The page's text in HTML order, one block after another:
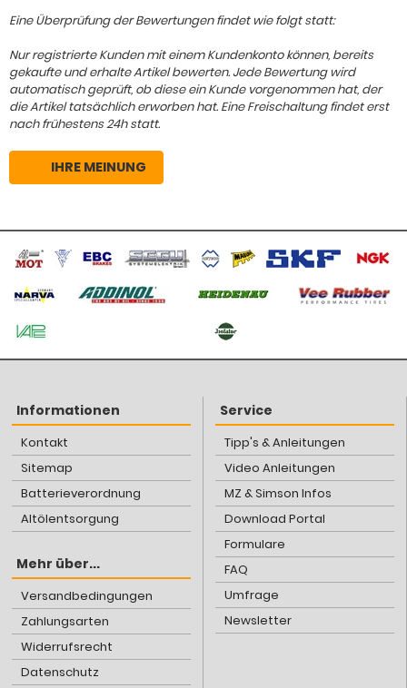
Eine Überprüfung der Bewertungen findet wie folgt statt:
Nur registrierte Kunden mit einem Kundenkonto können, bereits
gekaufte und erhalte Artikel bewerten. Jede Bewertung wird
automatisch geprüft, ob diese ein Kunde vorgenommen hat, der
die Artikel tatsächlich erworben hat. Eine Freischaltung findet erst
nach frühestens 24h statt.
IHRE MEINUNG
Informationen
Kontakt
Sitemap
Batterieverordnung
Altölentsorgung
Mehr über...
Versandbedingungen
Zahlungsarten
Widerrufsrecht
Datenschutz
Service
Tipp's & Anleitungen
Video Anleitungen
MZ & Simson Infos
Download Portal
Formulare
FAQ
Umfrage
Newsletter